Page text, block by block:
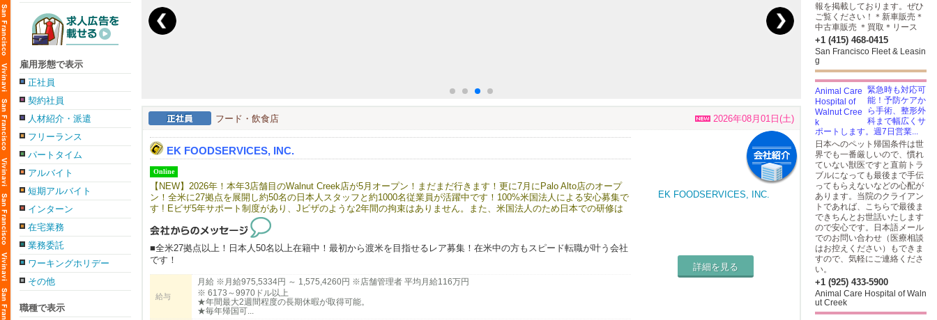
雇用形態で表示
正社員
契約社員
人材紹介・派遣
フリーランス
パートタイム
アルバイト
短期アルバイト
インターン
在宅業務
業務委託
ワーキングホリデー
その他
職種で表示
フード・飲食店 2026年08月01日(土)
EK FOODSERVICES, INC.
Online
【NEW】2026年！本年3店舗目のWalnut Creek店が5月オープン！まだまだ行きます！更に7月にPalo Alto店のオープ
ン！全米に27拠点を展開し約50名の日本人スタッフと約1000名従業員が活躍中です！100%米国法人による安心募集で
す ! Eビザ5年サポート制度があり、Jビザのような2年間の拘束はありません。また、米国法人のため日本での研修は
一切なく、渡米後すぐに現地で実践的にスタートできます。有給やリフレッシュ休暇制度もあり、ほとんどの社員が毎
年1〜2週間のバケーションを楽しんでいます。アメリカでの成功を最短で目指せる、そして日本では味わえない働き方
や面白さを全身で感じられる環境がここにあります。
■全米27拠点以上！日本人50名以上在籍中！最初から渡米を目指せるレア募集！在米中の方もスピード転職が叶う会社
です！
■100%米国法人企業です。
■月給975,5334円～1,575,4260円
給与
月給 ※月給975,5334円 ～ 1,575,4260円 ※店舗管理者 平均月給116万円
※ 6173～9970ドル以上
★年間最大2週間程度の長期休暇が取得可能。
★毎年帰国可...
詳細を見る
報を掲載しております。ぜひ
ご覧ください！＊新車販売＊
中古車販売 ＊買取＊リース
+1 (415) 468-0415
San Francisco Fleet & Leasin
g
緊急時も対応可
能！予防ケアか
ら手術、整形外
科まで幅広くサ
ポートします。週7日営業...
日本へのペット帰国条件は世
界でも一番厳しいので、慣れ
ていない獣医ですと直前トラ
ブルになっても最後まで手伝
ってもらえないなどの心配が
あります。当院のクライアン
トであれば、こちらで最後ま
できちんとお世話いたします
ので安心です。日本語メール
でのお問い合わせ（医療相談
はお控えください）もできま
すので、気軽にご連絡くださ
い。
+1 (925) 433-5900
Animal Care Hospital of Waln
ut Creek